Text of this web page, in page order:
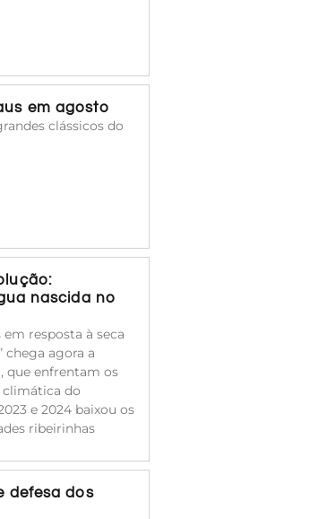
em agosto
clássicos do
nascida no
resposta à seca
chega agora a
que enfrentam os
climática do
e 2024 baixou os
ribeirinhas
defesa dos